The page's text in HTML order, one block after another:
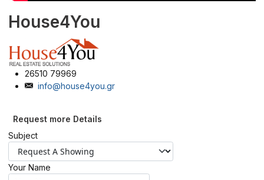
House4You
26510 79969
info@house4you.gr
Request more Details
Subject
Your Name